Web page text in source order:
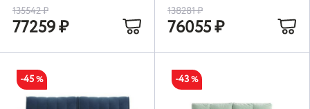
135542₽
77259₽
138281₽
76055₽
-45% -43%